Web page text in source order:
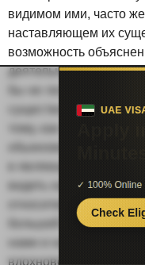
видимом ими, часто
наставляющем их
возможность
деятельностью их
существование
тому, как нельзя
обыкновенном сне
в являющемся нам в
видеть нашего
относительно
большей степени
нами и нашим
вдохновения